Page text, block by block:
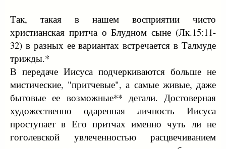
Так, такая в нашем восприятии чисто
христианская притча о Блудном сыне (Лк.15:11-
32) в разных ее вариантах встречается в Талмуде
трижды.*
В передаче Иисуса подчеркиваются больше не
мистические, "притчевые", а самые живые, даже
бытовые ее возможные** детали. Достоверная
художественно одаренная личность Иисуса
проступает в Его притчах именно чуть ли не
гоголевской увлеченностью расцвечиванием